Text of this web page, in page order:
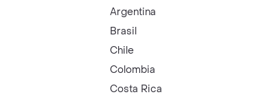
Argentina
Brasil
Chile
Colombia
Costa Rica